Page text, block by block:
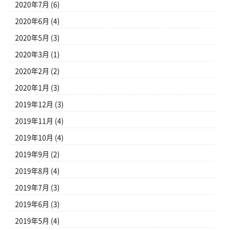
2020年7月 (6)
2020年6月 (4)
2020年5月 (3)
2020年3月 (1)
2020年2月 (2)
2020年1月 (3)
2019年12月 (3)
2019年11月 (4)
2019年10月 (4)
2019年9月 (2)
2019年8月 (4)
2019年7月 (3)
2019年6月 (3)
2019年5月 (4)